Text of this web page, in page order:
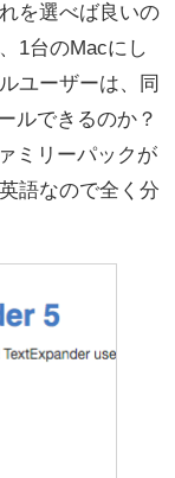
を選べば良いの
1台のMacにし
ユーザーは、同
ルできるのか？
ミリーパックが
語なので全く分